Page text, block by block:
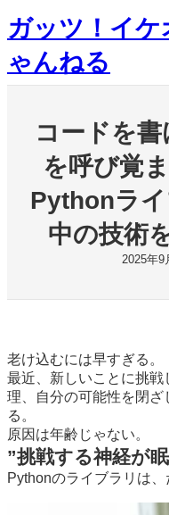
容
ス
キ
ガッツ！イケ
ゃんねる
コードを
を呼び覚
Pythonラ
中の技術
2025年9
老け込むには早すぎる。
最近、新しいことに挑
理、自分の可能性を閉
る。
原因は年齢じゃない。
”挑戦する神経が
Pythonのライブラリは、